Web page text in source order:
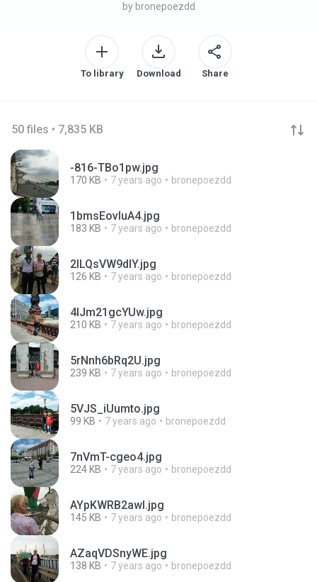
by bronepoezdd
To library Download Share
50 files • 7,835 KB
-816-TBo1pw.jpg
170 KB 7 years ago bronepoezdd
1bmsEovIuA4.jpg
183 KB 7 years ago bronepoezdd
2ILQsVW9dIY.jpg
126 KB 7 years ago bronepoezdd
4lJm21gcYUw.jpg
210 KB 7 years ago bronepoezdd
5rNnh6bRq2U.jpg
239 KB 7 years ago bronepoezdd
5VJS_iUumto.jpg
99 KB 7 years ago bronepoezdd
7nVmT-cgeo4.jpg
224 KB 7 years ago bronepoezdd
AYpKWRB2awI.jpg
145 KB 7 years ago bronepoezdd
AZaqVDSnyWE.jpg
138 KB 7 years ago bronepoezdd